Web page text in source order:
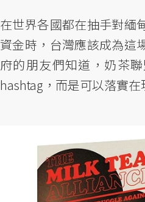
在世界各國都在抽手對緬
資金時，台灣應該成為這
府的朋友們知道，奶茶
hashtag，而是可以落實在